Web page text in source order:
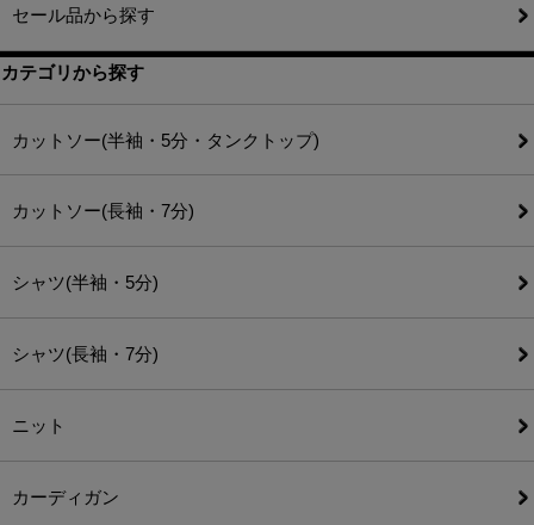
セール品から探す
カテゴリから探す
カットソー(半袖・5分・タンクトップ)
カットソー(長袖・7分)
シャツ(半袖・5分)
シャツ(長袖・7分)
ニット
カーディガン